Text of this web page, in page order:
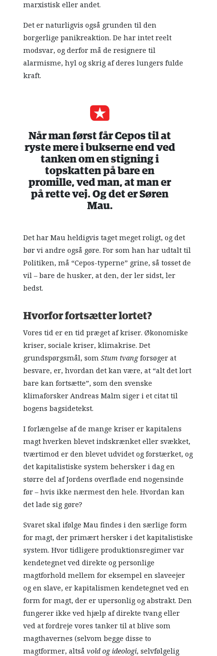
marxistisk eller andet.
Det er naturligvis også grunden til den
borgerlige panikreaktion. De har intet reelt
modsvar, og derfor må de resignere til
alarmisme, hyl og skrig af deres lungers fulde
kraft.
Når man først får Cepos til at
ryste mere i bukserne end ved
tanken om en stigning i
topskatten på bare en
promille, ved man, at man er
på rette vej. Og det er Søren
Mau.
Det har Mau heldigvis taget meget roligt, og det
bør vi andre også gøre. For som han har udtalt til
Politiken, må “Cepos-typerne” grine, så tosset de
vil – bare de husker, at den, der ler sidst, ler
bedst.
Hvorfor fortsætter lortet?
Vores tid er en tid præget af kriser. Økonomiske
kriser, sociale kriser, klimakrise. Det
grundspørgsmål, somStum tvangforsøger at
besvare, er, hvordan det kan være, at “alt det lort
bare kan fortsætte”, som den svenske
klimaforsker Andreas Malm siger i et citat til
bogens bagsidetekst.
I forlængelse af de mange kriser er kapitalens
magt hverken blevet indskrænket eller svækket,
tværtimod er den blevet udvidet og forstærket, og
det kapitalistiske system behersker i dag en
større del af Jordens overflade end nogensinde
før – hvis ikke nærmest den hele. Hvordan kan
det lade sig gøre?
Svaret skal ifølge Mau findes i den særlige form
for magt, der primært hersker i det kapitalistiske
system. Hvor tidligere produktionsregimer var
kendetegnet ved direkte og personlige
magtforhold mellem for eksempel en slaveejer
og en slave, er kapitalismen kendetegnet ved en
form for magt, der er upersonlig og abstrakt. Den
fungerer ikke ved hjælp af direkte tvang eller
ved at fordreje vores tanker til at blive som
magthavernes (selvom begge disse to
magtformer, altsåvold og ideologi, selvfølgelig